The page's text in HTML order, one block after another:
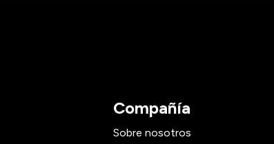
Compañía
Sobre nosotros